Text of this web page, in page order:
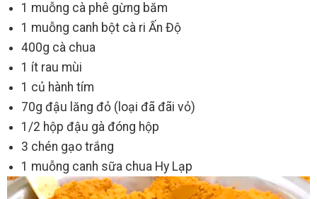
1 muỗng cà phê gừng băm
1 muỗng canh bột cà ri Ấn Độ
400g cà chua
1 ít rau mùi
1 củ hành tím
70g đậu lăng đỏ (loại đã đãi vỏ)
1/2 hộp đậu gà đóng hộp
3 chén gạo trắng
1 muỗng canh sữa chua Hy Lạp